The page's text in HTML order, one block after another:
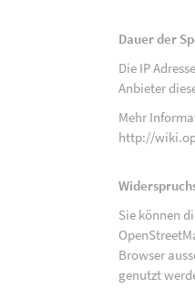
Dauer der
Die IP
Anbieter
Mehr
http://
Sie können
Browser
genutzt